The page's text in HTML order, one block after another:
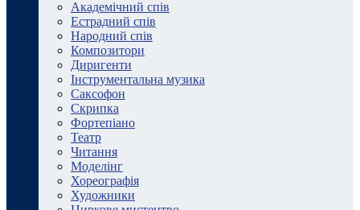
Академічний спів
Естрадний спів
Народний спів
Композитори
Диригенти
Інструментальна музика
Саксофон
Скрипка
Фортепіано
Театр
Читання
Моделінг
Хореографія
Художники